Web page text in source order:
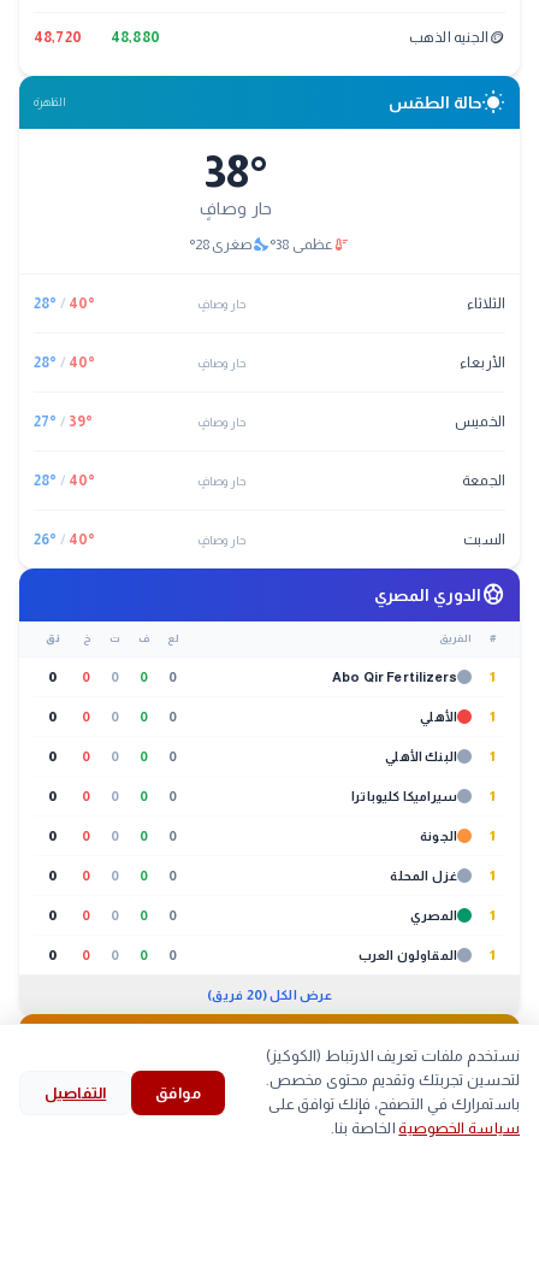
🪙 الجنيه الذهب 48,880
48,720
wb_sunnyحالة الطقس القاهرة
38°
حار وصافٍ
thermostatعظمى 38
°
nights_stayصغرى 28
°
الثلاثاء حار وصافٍ 40°
/
28°
الأربعاء حار وصافٍ 40°
/
28°
الخميس حار وصافٍ 39°
/
27°
الجمعة حار وصافٍ 40°
/
28°
السبت حار وصافٍ 40°
/
26°
sports_soccerالدوري المصري
# الفريق لع ف ت خ نق
1
Abo Qir Fertilizers
0
0
0
0
0
1 الأهلي 0
0
0
0
0
1 البنك الأهلي 0
0
0
0
0
1 سيراميكا كليوباترا 0
0
0
0
0
1 الجونة 0
0
0
0
0
1 غزل المحلة 0
0
0
0
0
1 المصري 0
0
0
0
0
1 المقاولون العرب 0
0
0
0
0
عرض الكل (20 فريق)
🐔 بورصة الدواجن
كتاكيت بط
الصنف
home
الرئيسية
explore
استكشف
history
bookmark
search
نستخدم ملفات تعريف الارتباط (الكوكيز)
لتحسين تجربتك وتقديم محتوى مخصص.
باستمرارك في التصفح، فإنك توافق على
سياسة الخصوصية الخاصة بنا.
موافق التفاصيل